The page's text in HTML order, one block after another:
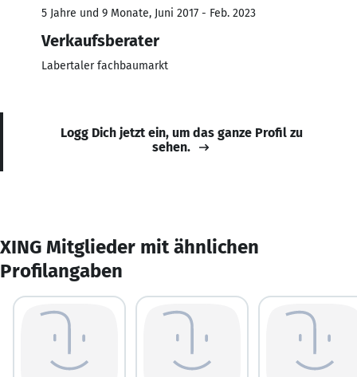
5 Jahre und 9 Monate, Juni 2017 - Feb. 2023
Verkaufsberater
Labertaler fachbaumarkt
Logg Dich jetzt ein, um das ganze Profil zu
sehen.
XING Mitglieder mit ähnlichen
Profilangaben